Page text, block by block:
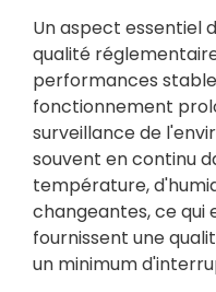
Un aspect essentiel
qualité
performances
fonctionnement
surveillance de
souvent en continu
température,
changeantes, ce qui
fournissent une
un minimum